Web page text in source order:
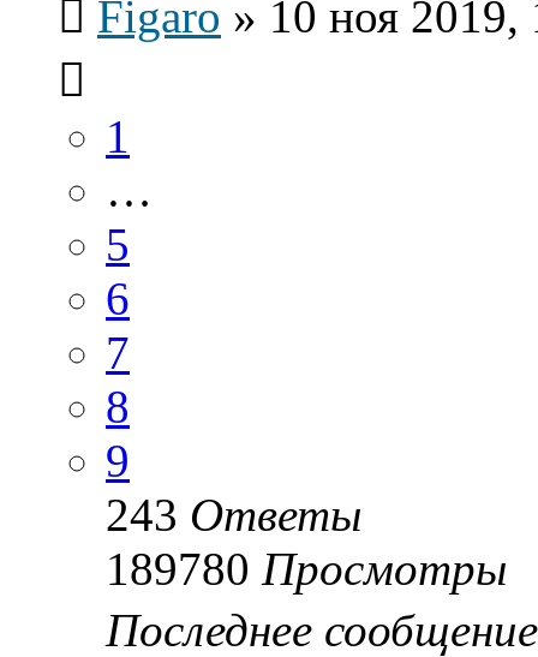
Figaro » 10 ноя 2019,
1
…
5
6
7
8
9
243 Ответы
189780 Просмотры
Последнее